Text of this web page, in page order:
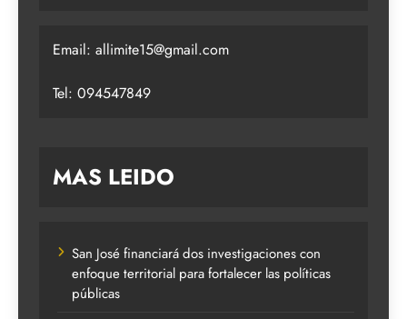
Email: allimite15@gmail.com
Tel: 094547849
MAS LEIDO
San José financiará dos investigaciones con
enfoque territorial para fortalecer las políticas
públicas